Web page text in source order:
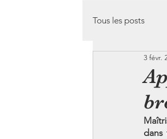
Tous les posts
3 févr.
dans